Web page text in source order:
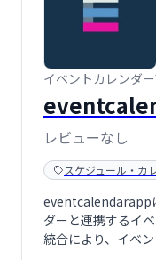
イベントカレンダ
レビューなし
スケジュール・カ
eventcalendarapp
ダーと連携するイ
統合により、イベ